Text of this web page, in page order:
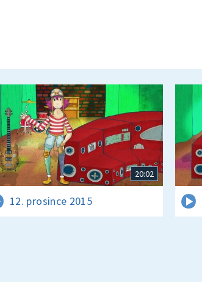
20:02
12. prosince 2015